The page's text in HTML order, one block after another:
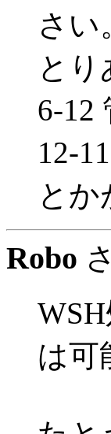
さい
とり
6-12
12-
と
Robo
は可